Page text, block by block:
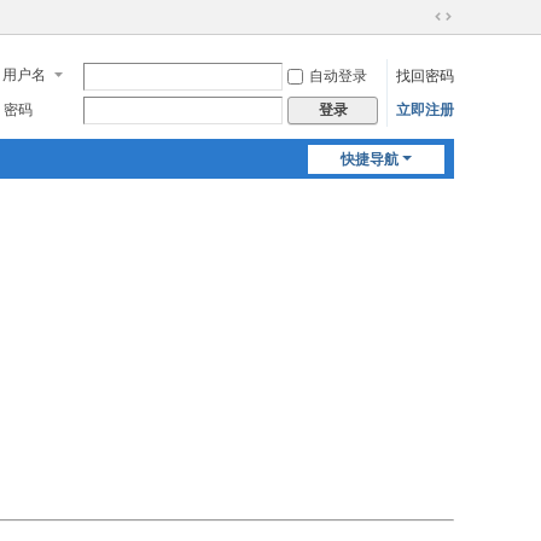
切
到
宽
用户名 自动登录
找回密码
密码
登录 立即注册
快捷导航